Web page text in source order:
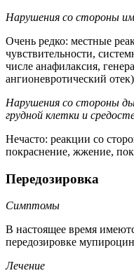
Нарушения со стороны
Очень редко: местные
чувствительности,
числе анафилаксия,
ангионевротический
Нарушения со стороны
грудной клетки и
Нечасто: реакции со
покраснение, жжение,
Передозировка
Симптомы
В настоящее время
передозировке
Лечение